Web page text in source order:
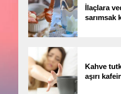
İlaçlara
sarımsak
Kahve
aşırı